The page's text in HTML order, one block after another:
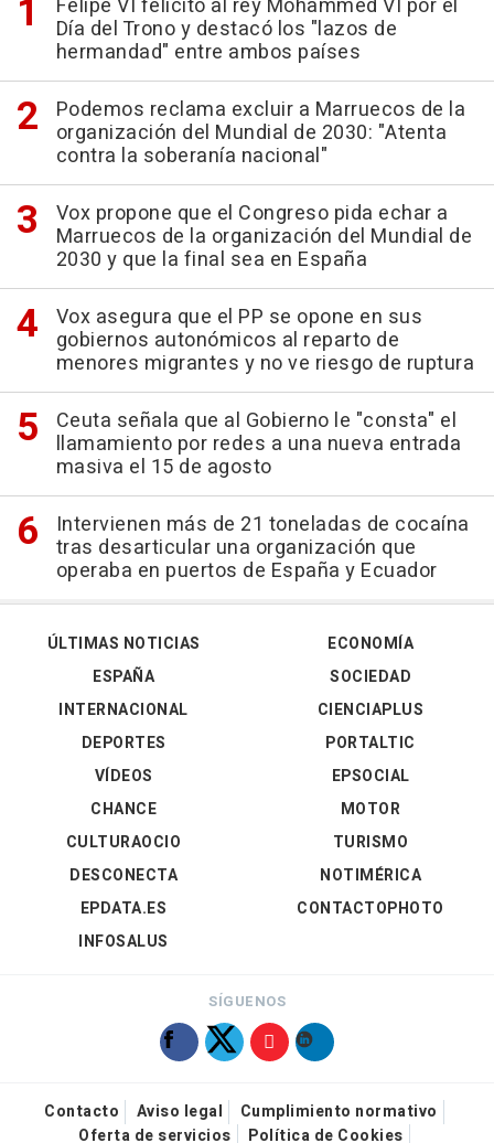
Felipe VI felicitó al rey Mohammed VI por el
Día del Trono y destacó los "lazos de
hermandad" entre ambos países
Podemos reclama excluir a Marruecos de la
organización del Mundial de 2030: "Atenta
contra la soberanía nacional"
Vox propone que el Congreso pida echar a
Marruecos de la organización del Mundial de
2030 y que la final sea en España
Vox asegura que el PP se opone en sus
gobiernos autonómicos al reparto de
menores migrantes y no ve riesgo de ruptura
Ceuta señala que al Gobierno le "consta" el
llamamiento por redes a una nueva entrada
masiva el 15 de agosto
Intervienen más de 21 toneladas de cocaína
tras desarticular una organización que
operaba en puertos de España y Ecuador
ÚLTIMAS NOTICIAS
ESPAÑA
INTERNACIONAL
DEPORTES
VÍDEOS
ECONOMÍA
SOCIEDAD
CIENCIAPLUS
PORTALTIC
EPSOCIAL
CHANCE
CULTURAOCIO
DESCONECTA
EPDATA.ES
INFOSALUS
MOTOR
TURISMO
NOTIMÉRICA
CONTACTOPHOTO
SÍGUENOS
Contacto Aviso legal
Cumplimiento normativo
Oferta de servicios
Política de Cookies